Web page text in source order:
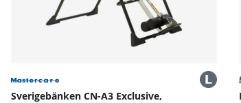
Sverigebänken CN-A3 Exclusive,